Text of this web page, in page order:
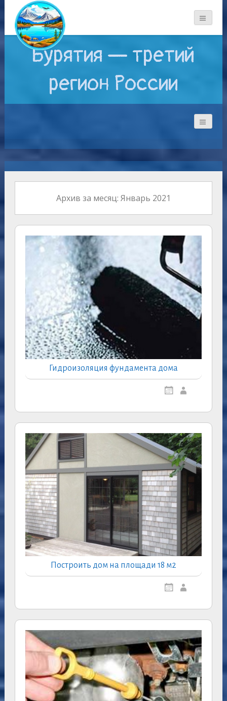
Бурятия — третий
регион России
Архив за месяц: Январь 2021
Гидроизоляция фундамента дома
Построить дом на площади 18 м2